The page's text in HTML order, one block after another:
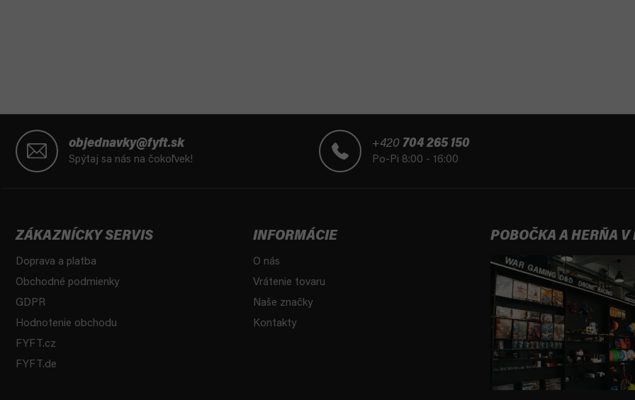
objednavky@fyft.sk
Spýtaj sa nás na čokoľvek!
+420 704 265 150
Po-Pi 8:00 - 16:00
ZÁKAZNÍCKY SERVIS
Doprava a platba
Obchodné podmienky
GDPR
Hodnotenie obchodu
FYFT.cz
FYFT.de
INFORMÁCIE
O nás
Vrátenie tovaru
Naše značky
Kontakty
POBOČKA A HERŇA V